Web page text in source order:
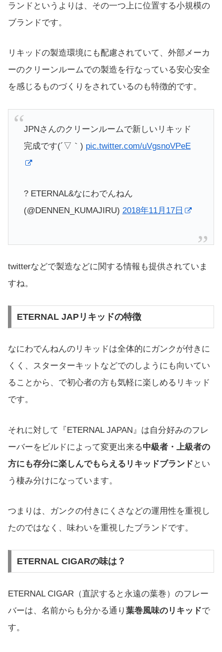
ランドというよりは、その一つ上に位置する小規模の
ブランドです。
リキッドの製造環境にも配慮されていて、外部メーカ
ーのクリーンルームでの製造を行なっている安心安全
を感じるものづくりをされているのも特徴的です。
JPNさんのクリーンルームで新しいリキッド
完成です(´▽｀) pic.twitter.com/uVgsnoVPeE
? ETERNAL&なにわでんねん
(@DENNEN_KUMAJIRU) 2018年11月17日
twitterなどで製造などに関する情報も提供されていま
すね。
ETERNAL JAPリキッドの特徴
なにわでんねんのリキッドは全体的にガンクが付きに
くく、スターターキットなどでのしようにも向いてい
ることから、で初心者の方も気軽に楽しめるリキッド
です。
それに対して『ETERNAL JAPAN』は自分好みのフレ
ーバーをビルドによって変更出来る中級者・上級者の
方にも存分に楽しんでもらえるリキッドブランド とい
う棲み分けになっています。
つまりは、ガンクの付きにくさなどの運用性を重視し
たのではなく、味わいを重視したブランドです。
ETERNAL CIGARの味は？
ETERNAL CIGAR（直訳すると永遠の葉巻）のフレー
バーは、名前からも分かる通り 葉巻風味のリキッドで
す。